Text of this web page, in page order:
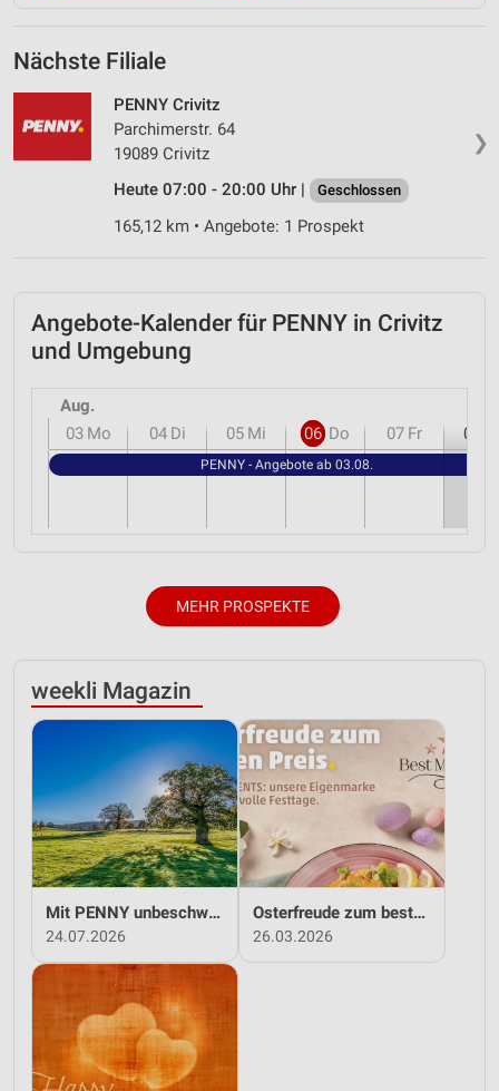
Nächste Filiale
❯
PENNY Crivitz
Parchimerstr. 64
19089 Crivitz
Heute 07:00 - 20:00 Uhr |
Geschlossen
165,12 km • Angebote: 1 Prospekt
Angebote-Kalender für PENNY in Crivitz
und Umgebung
Aug.
03 Mo 04 Di 05 Mi 06 Do 07 Fr 08
PENNY - Angebote ab 03.08.
MEHR PROSPEKTE
weekli Magazin
Mit PENNY unbeschwert in den Sommer!
24.07.2026
Osterfreude zum besten Preis - mit PENNY!
26.03.2026